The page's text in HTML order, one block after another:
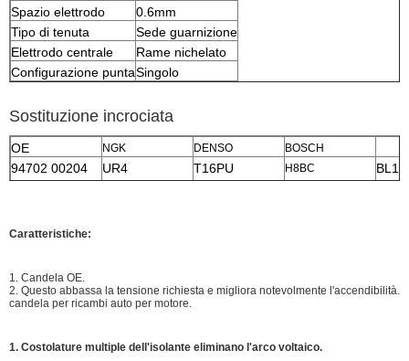
Spazio elettrodo
0.6mm
Tipo di tenuta
Sede guarnizione
Elettrodo centrale
Rame nichelato
Configurazione puntaSingolo
Sostituzione incrociata
OE NGK DENSO BOSCH
94702 00204 UR4 T16PU H8BC
Caratteristiche:
1. Candela OE.
2. Questo abbassa la tensione richiesta e migliora notevolmente l'accendibilità.
candela per ricambi auto per motore.
1. Costolature multiple dell'isolante eliminano l'arco voltaico.